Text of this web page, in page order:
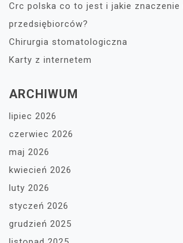
Crc polska co to jest i jakie znaczenie
przedsiębiorców?
Chirurgia stomatologiczna
Karty z internetem
ARCHIWUM
lipiec 2026
czerwiec 2026
maj 2026
kwiecień 2026
luty 2026
styczeń 2026
grudzień 2025